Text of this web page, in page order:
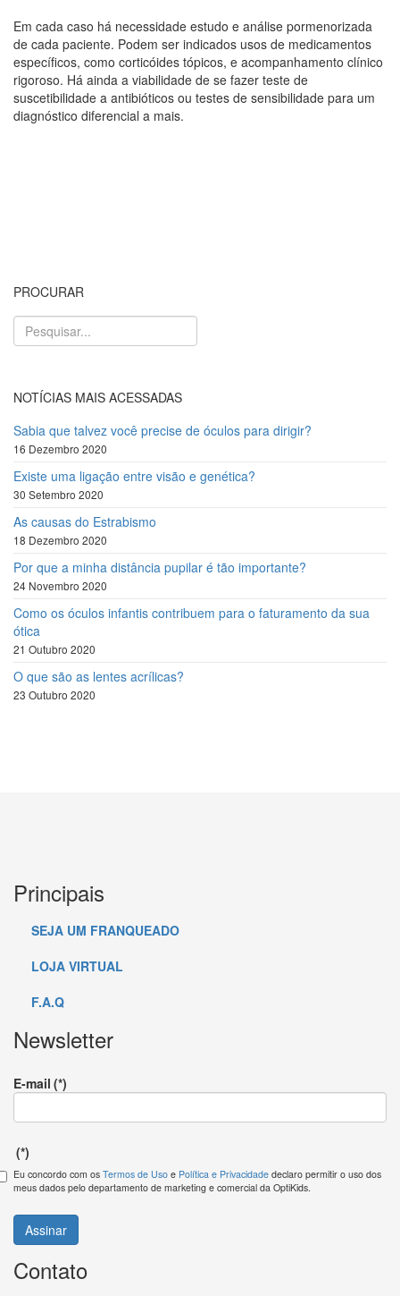
Em cada caso há necessidade estudo e análise pormenorizada
de cada paciente. Podem ser indicados usos de medicamentos
específicos, como corticóides tópicos, e acompanhamento clínico
rigoroso. Há ainda a viabilidade de se fazer teste de
suscetibilidade a antibióticos ou testes de sensibilidade para um
diagnóstico diferencial a mais.
PROCURAR
NOTÍCIAS MAIS ACESSADAS
Sabia que talvez você precise de óculos para dirigir?
16 Dezembro 2020
Existe uma ligação entre visão e genética?
30 Setembro 2020
As causas do Estrabismo
18 Dezembro 2020
Por que a minha distância pupilar é tão importante?
24 Novembro 2020
Como os óculos infantis contribuem para o faturamento da sua
ótica
21 Outubro 2020
O que são as lentes acrílicas?
23 Outubro 2020
Principais
SEJA UM FRANQUEADO
LOJA VIRTUAL
F.A.Q
Newsletter
E-mail (*)
(*)
Eu concordo com os Termos de Uso e Política e Privacidade declaro permitir o uso dos
meus dados pelo departamento de marketing e comercial da OptiKids.
Assinar
Contato